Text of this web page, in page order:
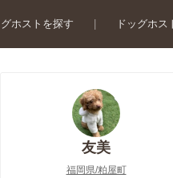
グホストを探す ドッグホス
友美
福岡県/粕屋町